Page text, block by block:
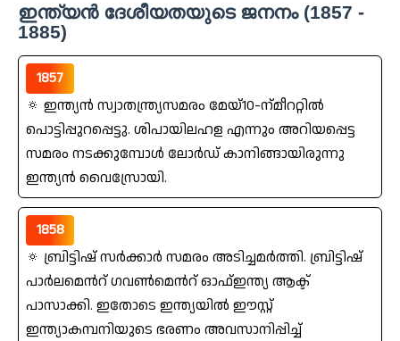
ഇന്ത്യന്‍ ദേശീയതയുടെ ജനനം (1857 -
1885)
1857
🔅 ഇന്ത്യന്‍ സ്വാതന്ത്ര്യസമരം മേയ്‌10-ന്‌മീററ്റില്‍
പൊട്ടിപ്പുറപ്പെട്ടു. ശിപായിലഹള എന്നും അറിയപ്പെട്ട
സമരം നടക്കുമ്പോൾ ലോര്‍ഡ്‌ കാനിങ്ങായിരുന്നു
ഇന്ത്യന്‍ വൈസ്രോയി.
1858
🔅 ബ്രിട്ടിഷ്‌ സര്‍ക്കാര്‍ സമരം അടിച്ചമര്‍ത്തി. ബ്രിട്ടിഷ്‌
പാര്‍ലമെന്‍റ്‌ ഗവണ്‍മെന്‍റ്‌ ഓഫ്‌ഇന്ത്യ ആക്ട്
പാസാക്കി. ഇതോടെ ഇന്ത്യയില്‍ ഈസ്റ്റ്‌
ഇന്ത്യാകമ്പനിയുടെ ഭരണം അവസാനിപ്പിച്ച്‌